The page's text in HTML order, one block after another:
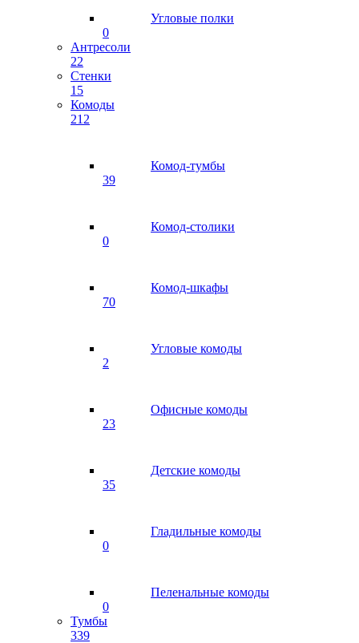
Угловые полки
0
Антресоли
22
Стенки
15
Комоды
212
Комод-тумбы
39
Комод-столики
0
Комод-шкафы
70
Угловые комоды
2
Офисные комоды
23
Детские комоды
35
Гладильные комоды
0
Пеленальные комоды
0
Тумбы
339